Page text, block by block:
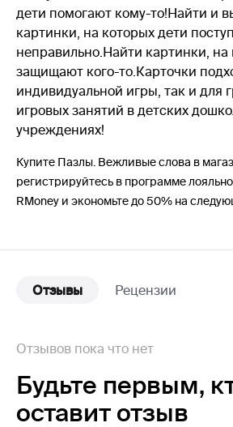
дети помогают кому-то!Найти и
картинки, на которых дети
неправильно.Найти картинки, на
защищают кого-то.Карточки
индивидуальной игры, так и для
игровых занятий в детских
учреждениях!
Купите Пазлы. Вежливые слова в
регистрируйтесь в программе
RMoney и экономьте до 50% на
Отзывы Рецензии
Отзывов пока что нет
Будьте первым,
оставит отзыв